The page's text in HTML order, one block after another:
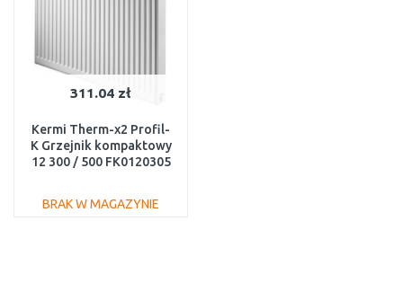
311.04 zł
Kermi Therm-x2 Profil-
K Grzejnik kompaktowy
12 300 / 500 FK0120305
BRAK W MAGAZYNIE